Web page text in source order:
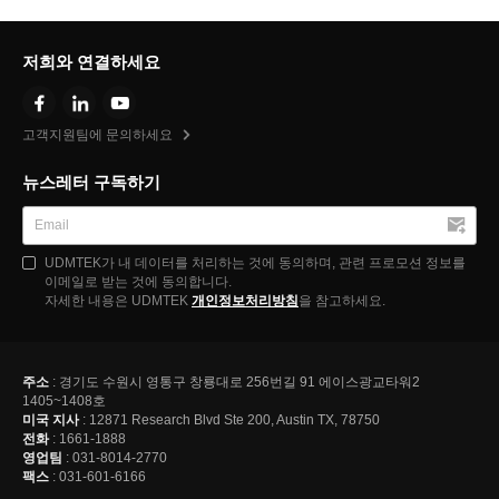
주소 : 경기도 수원시 영통구 창룡대로 256번길 91 에이스광교타워2
1405~1408호
미국 지사: 12871 Research Blvd Ste 200, Austin TX, 78750
전화: 1661-1888
영업팀 : 031-8014-2770
팩스 : 031-601-6166
저희와 연결하세요
고객지원팀에 문의하세요
뉴스레터 구독하기
UDMTEK가 내 데이터를 처리하는 것에 동의하며, 관련 프로모션 정보를
이메일로 받는 것에 동의합니다.
자세한 내용은 UDMTEK 개인정보처리방침을 참고하세요.